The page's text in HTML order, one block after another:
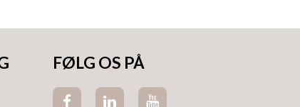
FØLG OS PÅ